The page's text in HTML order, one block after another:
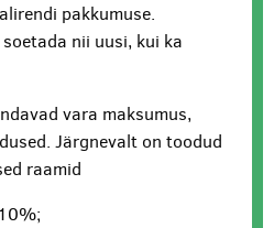
pakkumuse.
nii uusi, kui ka
vara maksumus,
Järgnevalt on toodud
raamid